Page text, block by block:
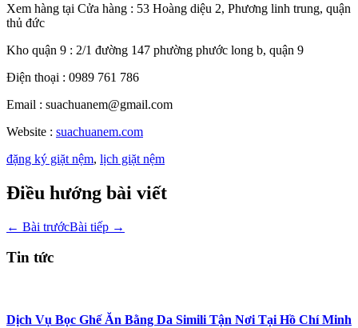
Xem hàng tại Cửa hàng : 53 Hoàng diệu 2, Phương linh trung, quận
thủ đức
Kho quận 9 : 2/1 đường 147 phường phước long b, quận 9
Điện thoại : 0989 761 786
Email : suachuanem@gmail.com
Website : suachuanem.com
đặng ký giặt nệm, lịch giặt nệm
Điều hướng bài viết
← Bài trướcBài tiếp →
Tin tức
Dịch Vụ Bọc Ghế Ăn Bằng Da Simili Tận Nơi Tại Hồ Chí Minh